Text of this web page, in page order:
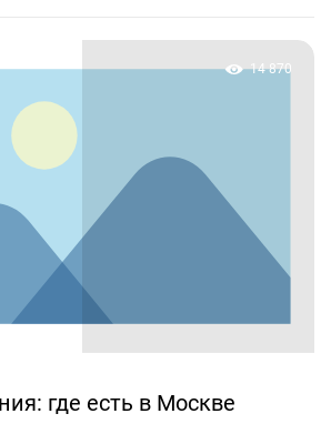
14 870
где есть в Москве